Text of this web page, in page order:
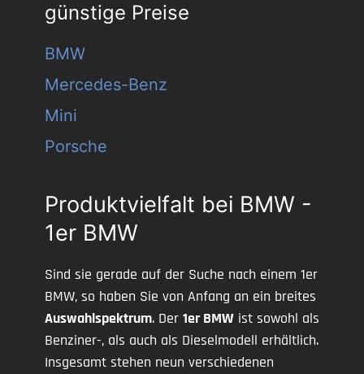
günstige Preise
BMW
Mercedes-Benz
Mini
Porsche
Produktvielfalt bei BMW -
1er BMW
Sind sie gerade auf der Suche nach einem 1er
BMW, so haben Sie von Anfang an ein breites
Auswahlspektrum. Der 1er BMW ist sowohl als
Benziner-, als auch als Dieselmodell erhältlich.
Insgesamt stehen neun verschiedenen